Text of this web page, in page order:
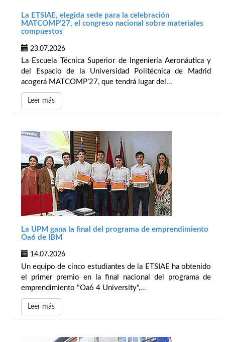
La ETSIAE, elegida sede para la celebración
MATCOMP’27, el congreso nacional sobre materiales
compuestos
23.07.2026
La Escuela Técnica Superior de Ingeniería Aeronáutica y
del Espacio de la Universidad Politécnica de Madrid
acogerá MATCOMP’27, que tendrá lugar del...
Leer más
La UPM gana la final del programa de emprendimiento
Oa6 de IBM
14.07.2026
Un equipo de cinco estudiantes de la ETSIAE ha obtenido
el primer premio en la final nacional del programa de
emprendimiento "Oa6 4 University",...
Leer más